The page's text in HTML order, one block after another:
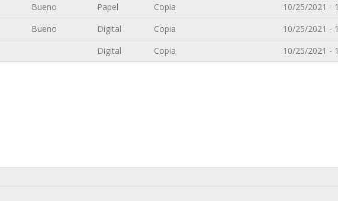
Bueno Papel Copia
10/25/2021 -
Bueno Digital Copia
10/25/2021 -
Digital Copia 10/25/2021 -